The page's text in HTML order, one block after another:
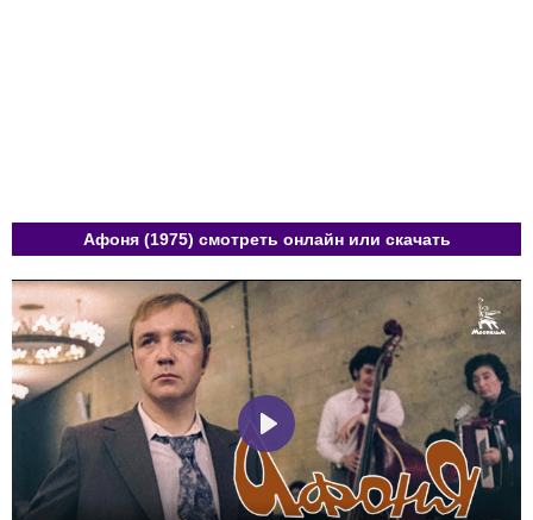
Афоня (1975) смотреть онлайн или скачать
Play